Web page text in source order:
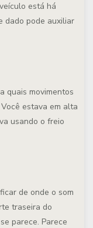
está há
dado pode auxiliar
quais movimentos
estava em alta
usando o freio
de onde o som
traseira do
parece. Parece